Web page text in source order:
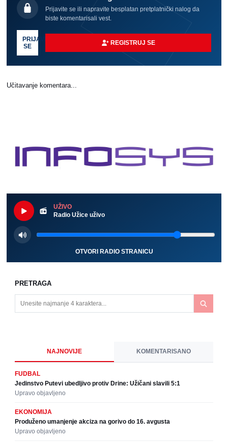
Prijavite se ili napravite besplatan pretplatnički nalog da
biste komentarisali vest.
PRIJAVI
SE
REGISTRUJ SE
Učitavanje komentara...
UŽIVO
Radio Užice uživo
OTVORI RADIO STRANICU
PRETRAGA
NAJNOVIJE KOMENTARISANO
FUDBAL
Jedinstvo Putevi ubedljivo protiv Drine: Užičani slavili 5:1
Upravo objavljeno
EKONOMIJA
Produženo umanjenje akciza na gorivo do 16. avgusta
Upravo objavljeno